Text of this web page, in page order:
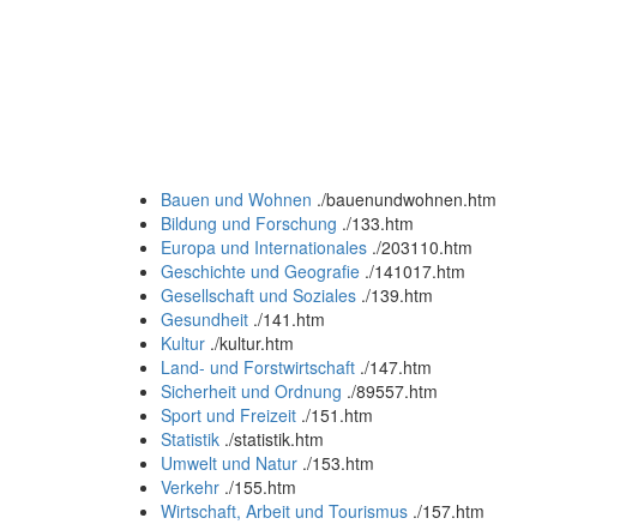
Bauen und Wohnen ./bauenundwohnen.htm
Bildung und Forschung ./133.htm
Europa und Internationales ./203110.htm
Geschichte und Geografie ./141017.htm
Gesellschaft und Soziales ./139.htm
Gesundheit ./141.htm
Kultur ./kultur.htm
Land- und Forstwirtschaft ./147.htm
Sicherheit und Ordnung ./89557.htm
Sport und Freizeit ./151.htm
Statistik ./statistik.htm
Umwelt und Natur ./153.htm
Verkehr ./155.htm
Wirtschaft, Arbeit und Tourismus ./157.htm